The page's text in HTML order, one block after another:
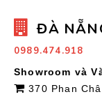
ĐÀ
0989.474.918
Showroom và
370 Phan